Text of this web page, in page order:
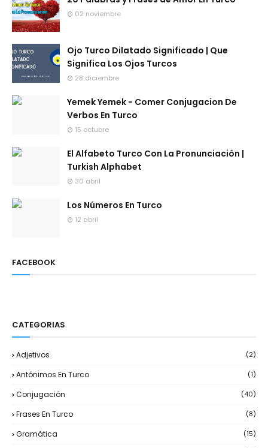
02 noviembre
Ojo Turco Dilatado Significado | Que
Significa Los Ojos Turcos
28 diciembre
Yemek Yemek - Comer Conjugacion De
Verbos En Turco
15 octubre
El Alfabeto Turco Con La Pronunciación |
Turkish Alphabet
30 abril
Los Números En Turco
12 abril
FACEBOOK
CATEGORIAS
Adjetivos (2)
Antónimos En Turco (1)
Conjugación (40)
Frases En Turco (8)
Gramática (15)